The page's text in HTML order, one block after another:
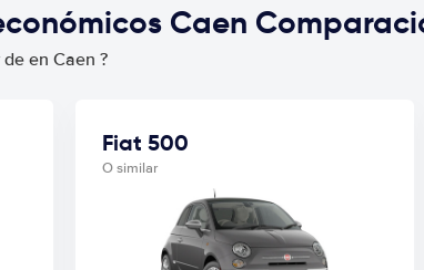
Caen
en Caen ?
Fiat 500
O similar